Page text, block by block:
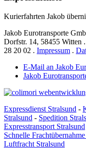
Kurierfahrten Jakob
Jakob Eurotransporte
Dorfstr. 14, 58455 Witten .
28 20 02 . Impressum .
E-Mail an Jakob
Jakob
Expressdienst Stralsund -
Stralsund - Spedition
Expresstransport Stralsund
Schnelle
Luftfracht Stralsund